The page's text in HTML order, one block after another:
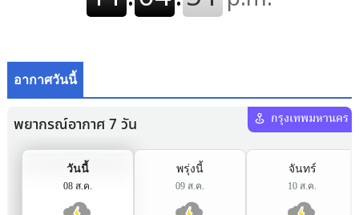
อากาศวันนี้